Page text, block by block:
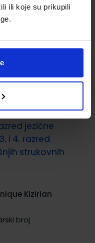
ili koje su prikupili
14,00 €
jezične
i 4. razred
strukovnih
Kizirian
broj